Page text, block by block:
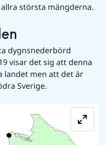
största mängderna.
dygnsnederbörd
visar det sig att denna
landet men att det är
Sverige.